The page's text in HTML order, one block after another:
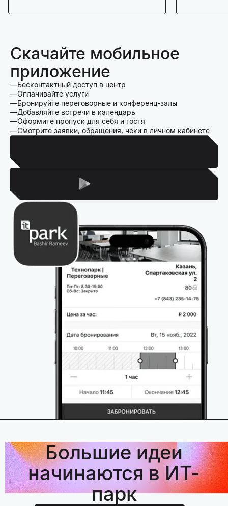
Скачайте мобильное
приложение
Бесконтактный доступ в центр
Оплачивайте услуги
Бронируйте переговорные и конференц-залы
Добавляйте встречи в календарь
Оформите пропуск для себя и гостя
Смотрите заявки, обращения, чеки в личном кабинете
Большие идеи
начинаются в ИТ-
парк